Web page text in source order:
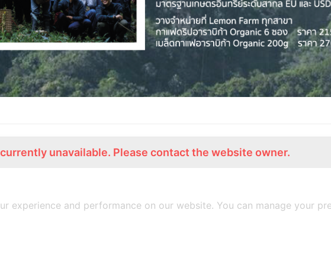
นไลน์ สมัครงาน ร้านอาหารอินทรีย์
unavailable. Please contact the website owner.
experience and performance on our website. You can manage your